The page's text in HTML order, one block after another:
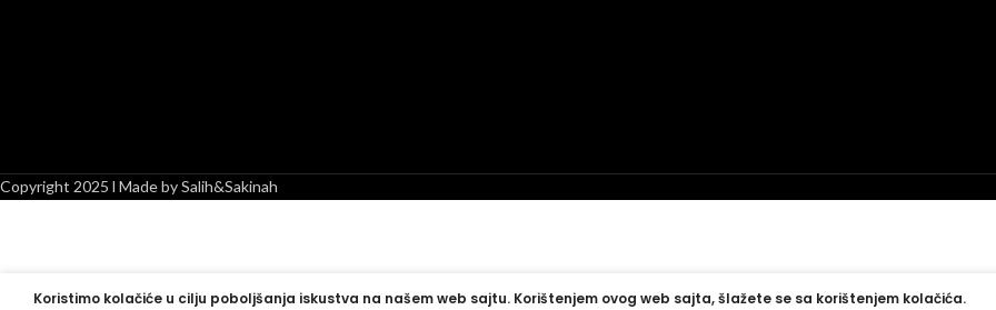
Copyright 2025 l Made by Salih&Sakinah
Koristimo kolačiće u cilju poboljšanja iskustva na našem web sajtu. Korištenjem ovog web sajta, šlažete se sa korištenjem kolačića.